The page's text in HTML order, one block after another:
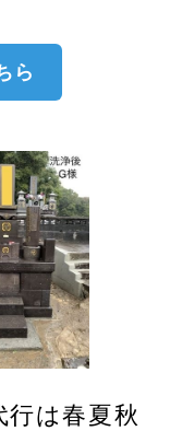
のご案内
す
した。
ら
は春夏秋